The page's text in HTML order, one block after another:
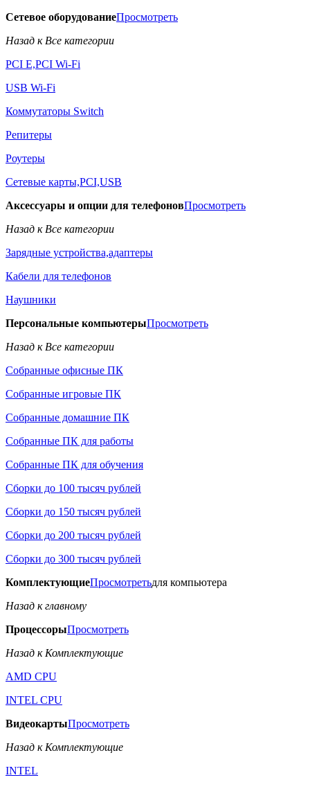
Сетевое оборудованиеПросмотреть
Назад к Все категории
PCI E,PCI Wi-Fi
USB Wi-Fi
Коммутаторы Switch
Репитеры
Роутеры
Сетевые карты,PCI,USB
Аксессуары и опции для телефоновПросмотреть
Назад к Все категории
Зарядные устройства,адаптеры
Кабели для телефонов
Наушники
Персональные компьютерыПросмотреть
Назад к Все категории
Собранные офисные ПК
Собранные игровые ПК
Собранные домашние ПК
Собранные ПК для работы
Собранные ПК для обучения
Сборки до 100 тысяч рублей
Сборки до 150 тысяч рублей
Сборки до 200 тысяч рублей
Сборки до 300 тысяч рублей
КомплектующиеПросмотретьдля компьютера
Назад к главному
ПроцессорыПросмотреть
Назад к Комплектующие
AMD CPU
INTEL CPU
ВидеокартыПросмотреть
Назад к Комплектующие
INTEL